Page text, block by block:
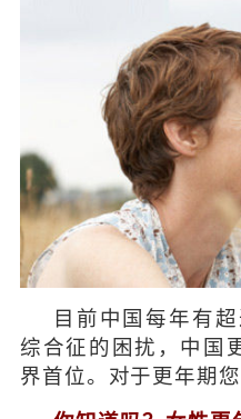
目前中国每年有
综合征的困扰，中国
界首位。对于更年期